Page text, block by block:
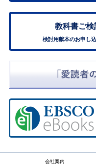
教科書ご検
検討用献本のお申し
会社案内